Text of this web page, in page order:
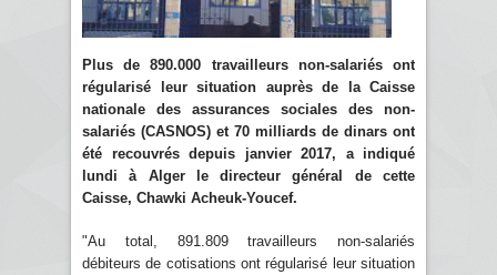
Plus de 890.000 travailleurs non-salariés ont
régularisé leur situation auprès de la Caisse
nationale des assurances sociales des non-
salariés (CASNOS) et 70 milliards de dinars ont
été recouvrés depuis janvier 2017, a indiqué
lundi à Alger le directeur général de cette
Caisse, Chawki Acheuk-Youcef.
"Au total, 891.809 travailleurs non-salariés
débiteurs de cotisations ont régularisé leur situation